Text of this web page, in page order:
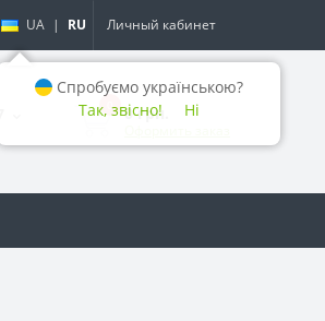
UA | RU Личный кабинет
0 0 грн.
Спробуємо українською?
Так, звісно!
Ні